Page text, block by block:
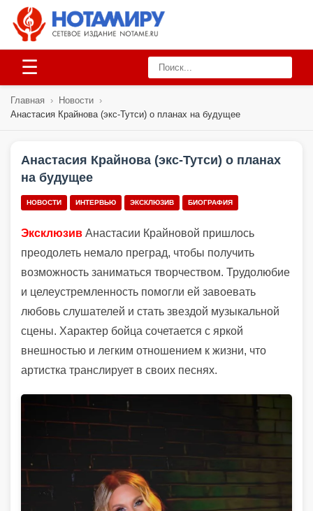
☰
Главная › Новости ›
Анастасия Крайнова (экс-Тутси) о планах на будущее
Анастасия Крайнова (экс-Тутси) о планах
на будущее
НОВОСТИ ИНТЕРВЬЮ ЭКСКЛЮЗИВ БИОГРАФИЯ
Эксклюзив Анастасии Крайновой пришлось
преодолеть немало преград, чтобы получить
возможность заниматься творчеством. Трудолюбие
и целеустремленность помогли ей завоевать
любовь слушателей и стать звездой музыкальной
сцены. Характер бойца сочетается с яркой
внешностью и легким отношением к жизни, что
артистка транслирует в своих песнях.